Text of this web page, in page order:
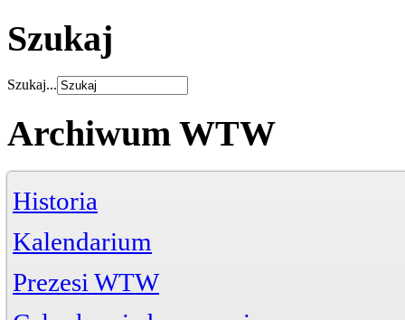
Szukaj
Szukaj...
Archiwum WTW
Historia
Kalendarium
Prezesi WTW